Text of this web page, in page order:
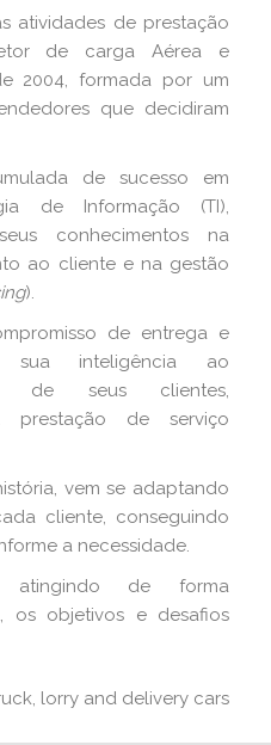
ONLINE
atividades de prestação
de carga Aérea e
2004, formada por um
que decidiram
de sucesso em
de Informação (TI),
conhecimentos na
ao cliente e na gestão
).
de entrega e
sua inteligência ao
de seus clientes,
prestação de serviço
vem se adaptando
cliente, conseguindo
a necessidade.
atingindo de forma
os objetivos e desafios